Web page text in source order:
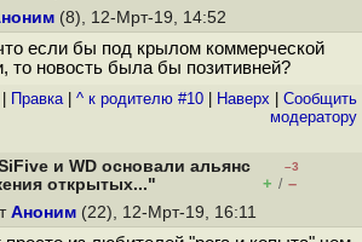
(8), 12-Мрт-19, 14:52
если бы под крылом коммерческой
то новость была бы позитивней?
Правка| ^ к родителю #10 Наверх
Cообщить
модератору
и WD основали альянс
открытых..."
–3
+ / –
Аноним (22), 12-Мрт-19, 16:11